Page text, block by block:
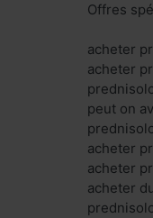
Offres
acheter
acheter
peut on
acheter
acheter
acheter